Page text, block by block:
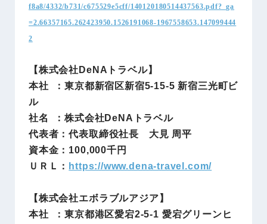
f8a8/4332/b731/c675529e5cff/140120180514437563.pdf?_ga
=2.66357165.262423950.1526191068-1967558653.147099444
2
【株式会社DeNAトラベル】
本社 ：東京都新宿区新宿5-15-5 新宿三光町ビ
ル
社名 ：株式会社DeNAトラベル
代表者：代表取締役社長 大見 周平
資本金：100,000千円
ＵＲＬ： https://www.dena-travel.com/
【株式会社エボラブルアジア】
本社 ：東京都港区愛宕2-5-1 愛宕グリーンヒ